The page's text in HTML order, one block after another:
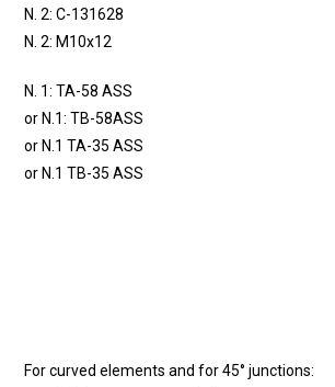
N. 2: C-131628
N. 2: M10x12
N. 1: TA-58 ASS
or N.1: TB-58ASS
or N.1 TA-35 ASS
or N.1 TB-35 ASS
For curved elements and for 45° junctions: